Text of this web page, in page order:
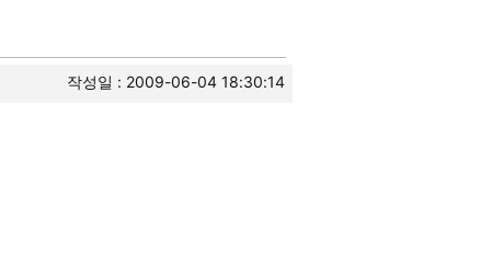
작성일 : 2009-06-04 18:30:14